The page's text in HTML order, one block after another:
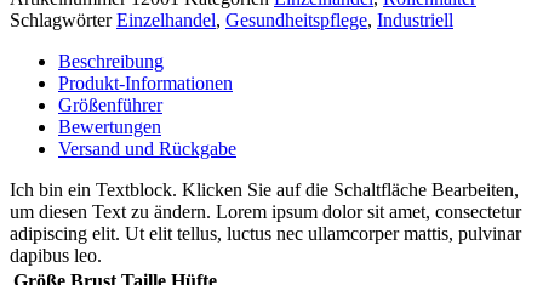
Schlagwörter Einzelhandel, Gesundheitspflege, Industriell
Beschreibung
Produkt-Informationen
Größenführer
Bewertungen
Versand und Rückgabe
Ich bin ein Textblock. Klicken Sie auf die Schaltfläche Bearbeiten,
um diesen Text zu ändern. Lorem ipsum dolor sit amet, consectetur
adipiscing elit. Ut elit tellus, luctus nec ullamcorper mattis, pulvinar
dapibus leo.
Größe Brust Taille Hüfte